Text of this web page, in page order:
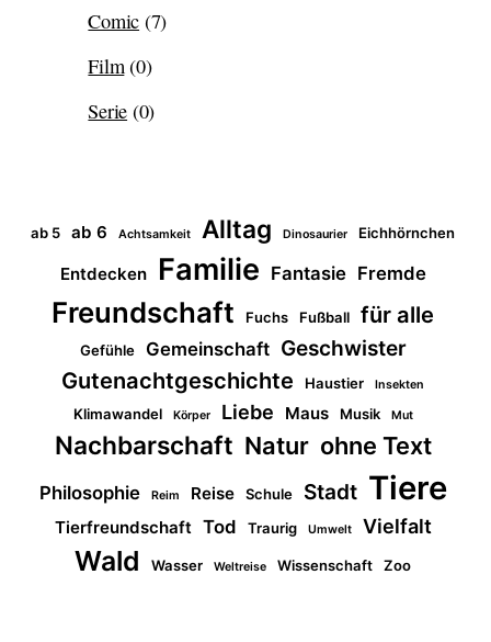
Comic (7)
Film(0)
Serie (0)
ab 5 ab 6 Achtsamkeit Alltag Dinosaurier Eichhörnchen
Entdecken Familie Fantasie Fremde
Freundschaft Fuchs Fußball für alle
Gefühle Gemeinschaft Geschwister
Gutenachtgeschichte Haustier Insekten
Klimawandel Körper Liebe Maus Musik Mut
Nachbarschaft Natur ohne Text
Philosophie Reim Reise Schule Stadt Tiere
Tierfreundschaft Tod Traurig Umwelt Vielfalt
Wald Wasser Weltreise Wissenschaft Zoo